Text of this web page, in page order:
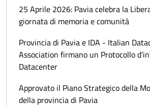
25 Aprile 2026: Pavia celebra la
giornata di memoria e comunità
Provincia di Pavia e IDA - Italian
Association firmano un Protocollo
Datacenter
Approvato il Piano Strategico della
della provincia di Pavia